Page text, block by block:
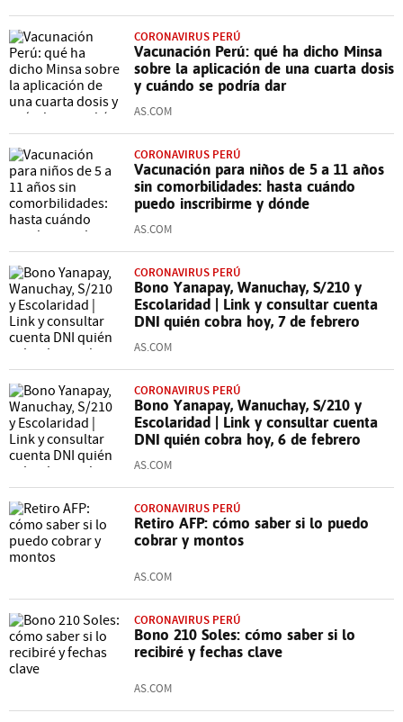
CORONAVIRUS PERÚ
Vacunación Perú: qué ha dicho Minsa
sobre la aplicación de una cuarta dosis
y cuándo se podría dar
AS.COM
CORONAVIRUS PERÚ
Vacunación para niños de 5 a 11 años
sin comorbilidades: hasta cuándo
puedo inscribirme y dónde
AS.COM
CORONAVIRUS PERÚ
Bono Yanapay, Wanuchay, S/210 y
Escolaridad | Link y consultar cuenta
DNI quién cobra hoy, 7 de febrero
AS.COM
CORONAVIRUS PERÚ
Bono Yanapay, Wanuchay, S/210 y
Escolaridad | Link y consultar cuenta
DNI quién cobra hoy, 6 de febrero
AS.COM
CORONAVIRUS PERÚ
Retiro AFP: cómo saber si lo puedo
cobrar y montos
AS.COM
CORONAVIRUS PERÚ
Bono 210 Soles: cómo saber si lo
recibiré y fechas clave
AS.COM